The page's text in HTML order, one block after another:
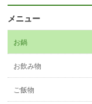
メニュー
お鍋
お飲み物
ご飯物